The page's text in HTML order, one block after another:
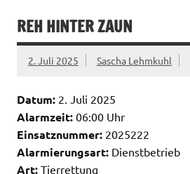
REH HINTER ZAUN
2. Juli 2025 Sascha Lehmkuhl
Datum: 2. Juli 2025
Alarmzeit: 06:00 Uhr
Einsatznummer: 2025222
Alarmierungsart: Dienstbetrieb
Art: Tierrettung